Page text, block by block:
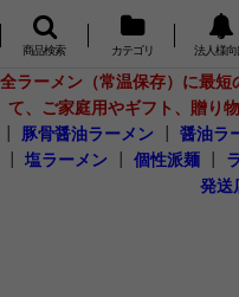
商品検索 カテゴリ 法人様向
全ラーメン（常温保存）に最
て、ご家庭用やギフト、贈り
豚骨醤油ラーメン 醤油ラ
塩ラーメン 個性派麺
発送